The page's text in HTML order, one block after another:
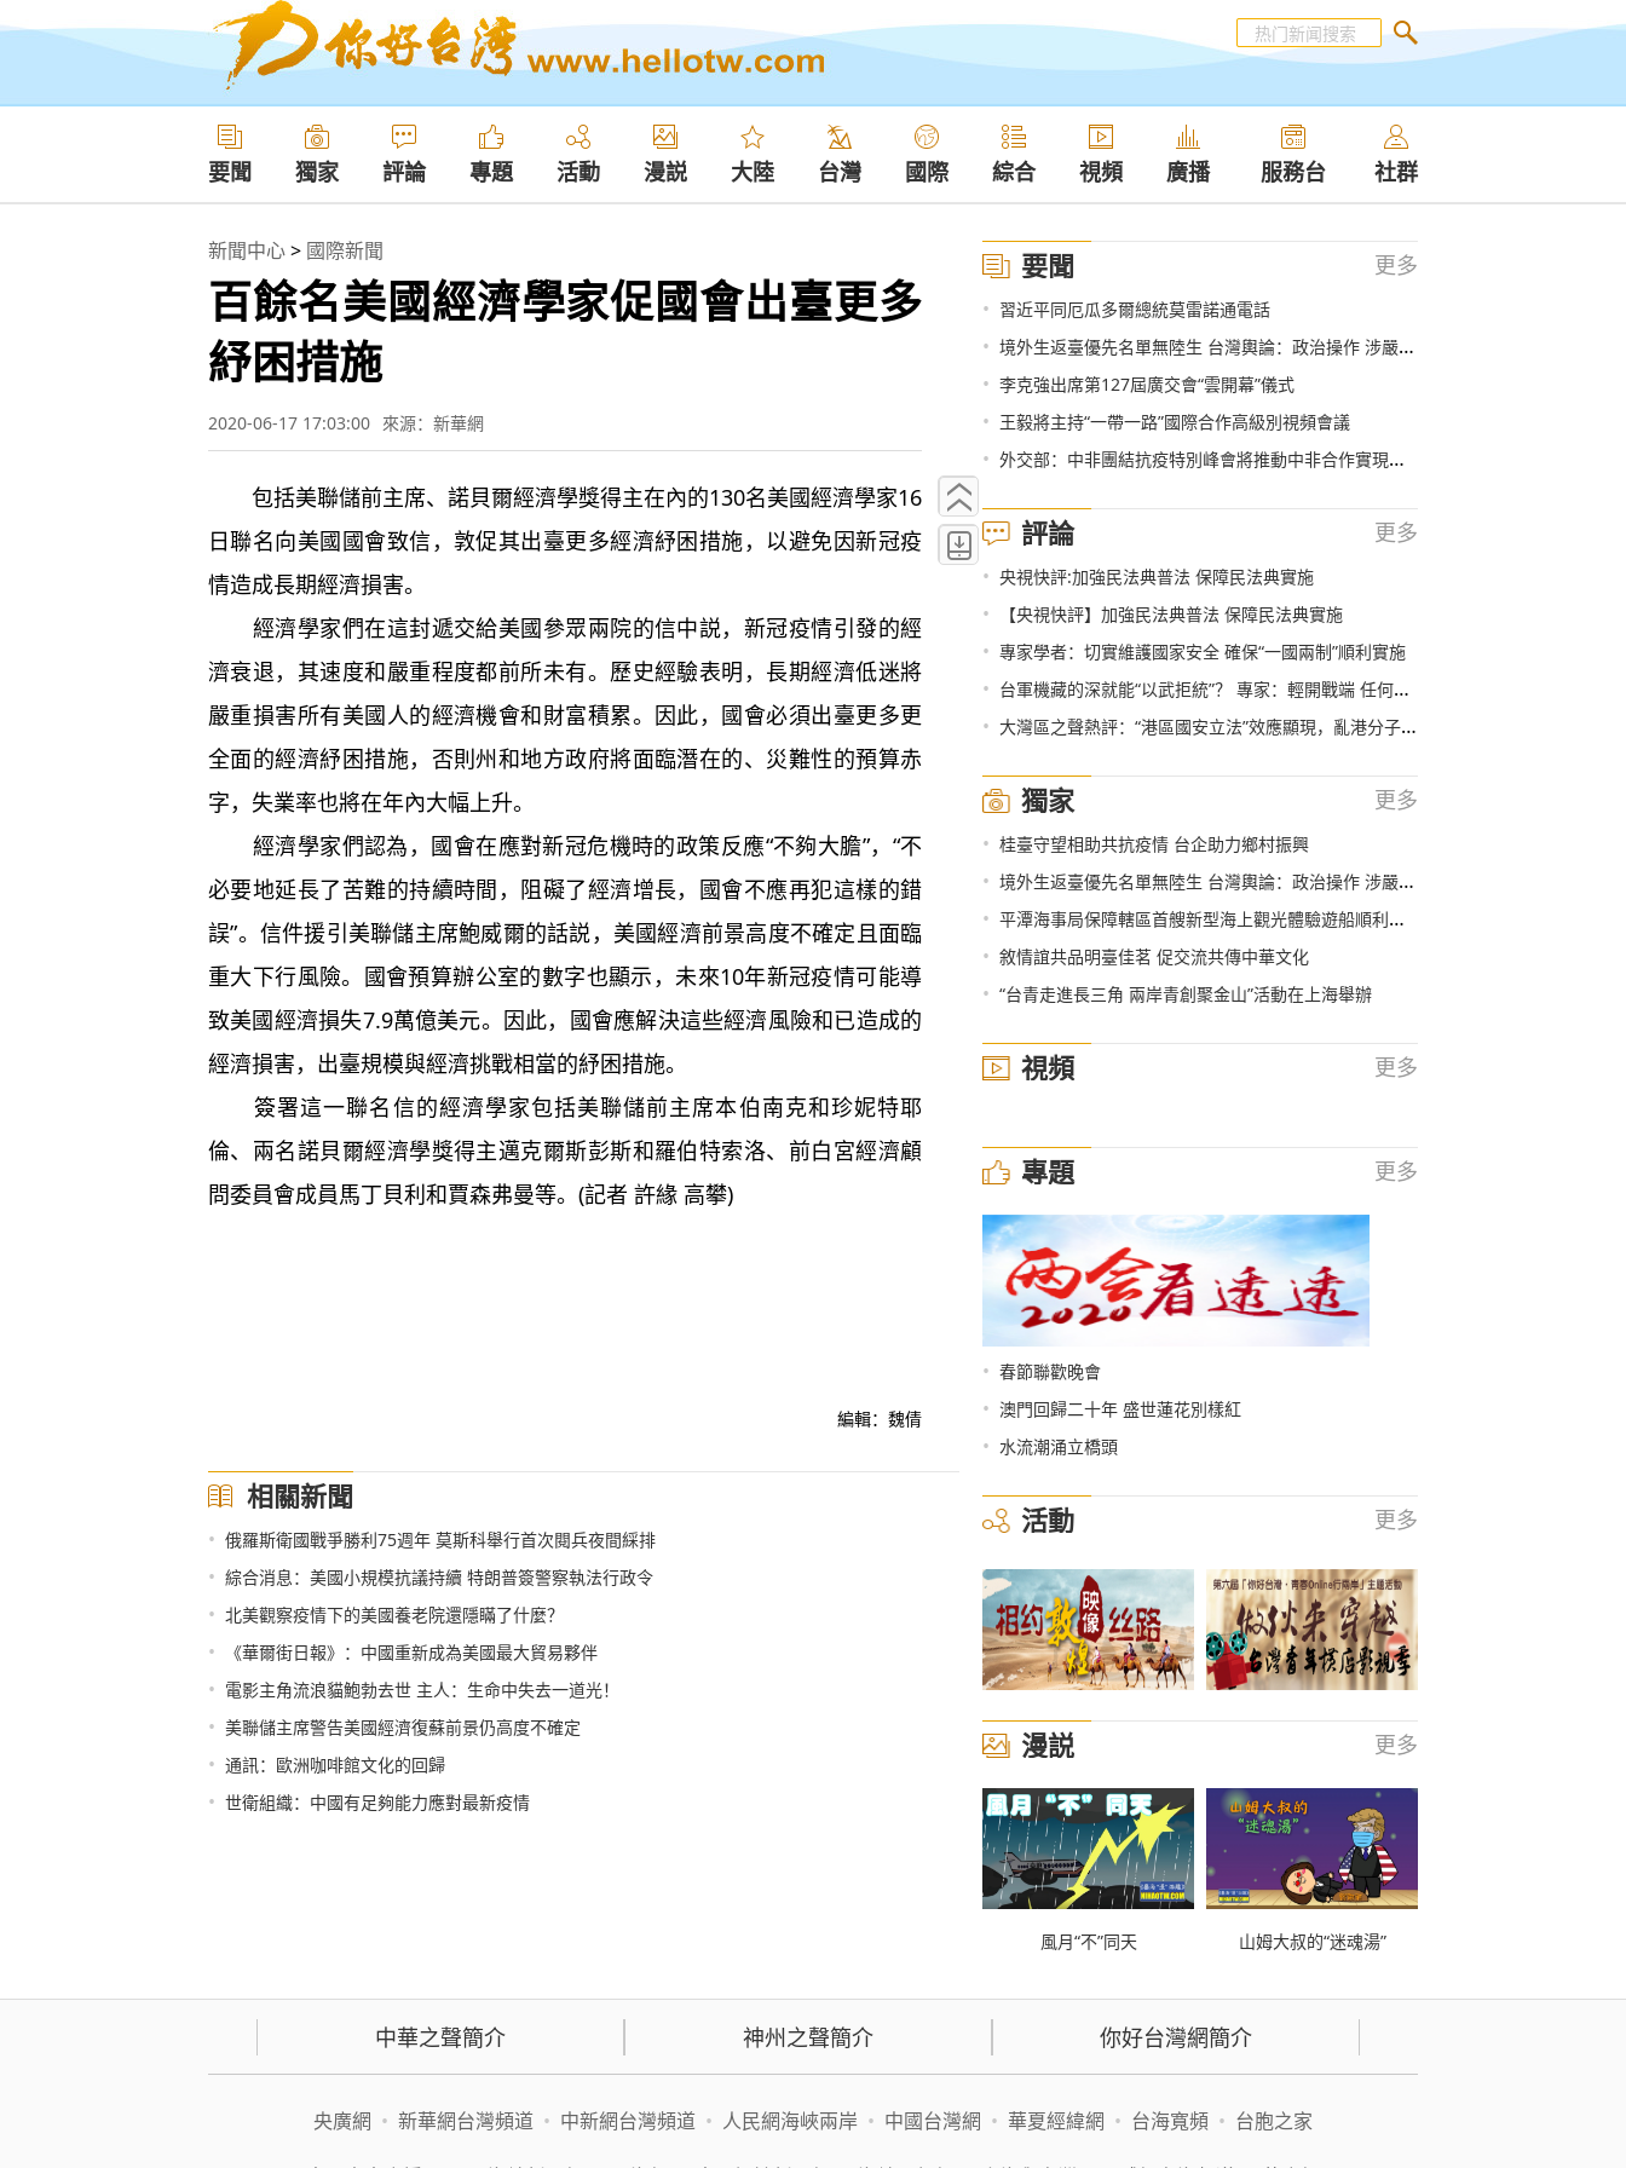
要聞 獨家 評論 專題 活動 漫説 大陸 台灣 國際 綜合 視頻 廣播 服務台 社群
新聞中心> 國際新聞
百餘名美國經濟學家促國會出臺更多
紓困措施
2020-06-17 17:03:00 來源：新華網
包括美聯儲前主席、諾貝爾經濟學獎得主在內的130名美國經濟學家16
日聯名向美國國會致信，敦促其出臺更多經濟紓困措施，以避免因新冠疫
情造成長期經濟損害。
經濟學家們在這封遞交給美國參眾兩院的信中説，新冠疫情引發的經
濟衰退，其速度和嚴重程度都前所未有。歷史經驗表明，長期經濟低迷將
嚴重損害所有美國人的經濟機會和財富積累。因此，國會必須出臺更多更
全面的經濟紓困措施，否則州和地方政府將面臨潛在的、災難性的預算赤
字，失業率也將在年內大幅上升。
經濟學家們認為，國會在應對新冠危機時的政策反應“不夠大膽”，“不
必要地延長了苦難的持續時間，阻礙了經濟增長，國會不應再犯這樣的錯
誤”。信件援引美聯儲主席鮑威爾的話説，美國經濟前景高度不確定且面臨
重大下行風險。國會預算辦公室的數字也顯示，未來10年新冠疫情可能導
致美國經濟損失7.9萬億美元。因此，國會應解決這些經濟風險和已造成的
經濟損害，出臺規模與經濟挑戰相當的紓困措施。
簽署這一聯名信的經濟學家包括美聯儲前主席本伯南克和珍妮特耶
倫、兩名諾貝爾經濟學獎得主邁克爾斯彭斯和羅伯特索洛、前白宮經濟顧
問委員會成員馬丁貝利和賈森弗曼等。(記者 許緣 高攀)
編輯：魏倩
相關新聞
• 俄羅斯衛國戰爭勝利75週年 莫斯科舉行首次閱兵夜間綵排
• 綜合消息：美國小規模抗議持續 特朗普簽警察執法行政令
• 北美觀察疫情下的美國養老院還隱瞞了什麼？
• 《華爾街日報》：中國重新成為美國最大貿易夥伴
• 電影主角流浪貓鮑勃去世 主人：生命中失去一道光！
• 美聯儲主席警告美國經濟復蘇前景仍高度不確定
• 通訊：歐洲咖啡館文化的回歸
• 世衛組織：中國有足夠能力應對最新疫情
要聞 更多
• 習近平同厄瓜多爾總統莫雷諾通電話
• 境外生返臺優先名單無陸生 台灣輿論：政治操作 涉嚴重歧視
• 李克強出席第127屆廣交會“雲開幕”儀式
• 王毅將主持“一帶一路”國際合作高級別視頻會議
• 外交部：中非團結抗疫特別峰會將推動中非合作實現新發展
評論 更多
• 央視快評:加強民法典普法 保障民法典實施
• 【央視快評】加強民法典普法 保障民法典實施
• 專家學者：切實維護國家安全 確保“一國兩制”順利實施
• 台軍機藏的深就能“以武拒統”？ 專家：輕開戰端 任何地方都不安全
• 大灣區之聲熱評：“港區國安立法”效應顯現，亂港分子回頭是岸！
獨家 更多
• 桂臺守望相助共抗疫情 台企助力鄉村振興
• 境外生返臺優先名單無陸生 台灣輿論：政治操作 涉嚴重歧視
• 平潭海事局保障轄區首艘新型海上觀光體驗遊船順利首航
• 敘情誼共品明臺佳茗 促交流共傳中華文化
• “台青走進長三角 兩岸青創聚金山”活動在上海舉辦
視頻 更多
專題 更多
• 春節聯歡晚會
• 澳門回歸二十年 盛世蓮花別樣紅
• 水流潮涌立橋頭
活動 更多
漫説 更多
風月“不”同天 山姆大叔的“迷魂湯”
中華之聲簡介 神州之聲簡介 你好台灣網簡介
央廣網 • 新華網台灣頻道 • 中新網台灣頻道 • 人民網海峽兩岸 • 中國台灣網 • 華夏經緯網 • 台海寬頻 • 台胞之家